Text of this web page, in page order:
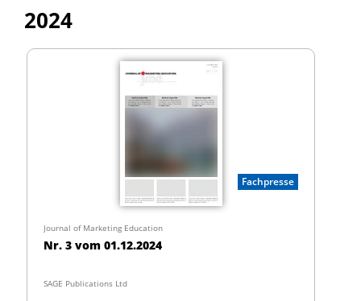
2024
Fachpresse
Journal of Marketing Education
Nr. 3 vom 01.12.2024
SAGE Publications Ltd